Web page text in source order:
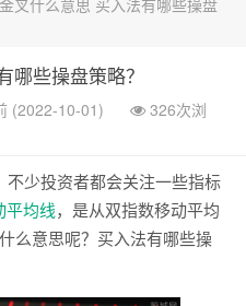
叉什么意思 买入法有哪些操盘
哪些操盘策略？
(2022-10-01)
326次浏
不少投资者都会关注一些指标
平均线，是从双指数移动平均
么意思呢？买入法有哪些操